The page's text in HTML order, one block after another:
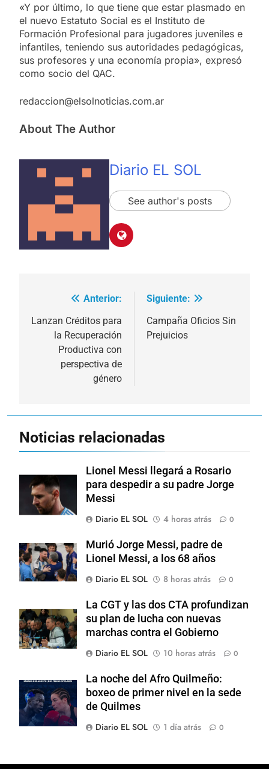
«Y por último, lo que tiene que estar plasmado en
el nuevo Estatuto Social es el Instituto de
Formación Profesional para jugadores juveniles e
infantiles, teniendo sus autoridades pedagógicas,
sus profesores y una economía propia», expresó
como socio del QAC.
redaccion@elsolnoticias.com.ar
About The Author
Diario EL SOL
See author's posts
Navegación
de
entradas
Anterior:
Lanzan Créditos para
la Recuperación
Productiva con
perspectiva de
género
Siguiente:
Campaña Oficios Sin
Prejuicios
Noticias relacionadas
Lionel Messi llegará a Rosario
para despedir a su padre Jorge
Messi
Diario EL SOL
4 horas atrás 0
Murió Jorge Messi, padre de
Lionel Messi, a los 68 años
Diario EL SOL
8 horas atrás 0
La CGT y las dos CTA profundizan
su plan de lucha con nuevas
marchas contra el Gobierno
Diario EL SOL
10 horas atrás 0
La noche del Afro Quilmeño:
boxeo de primer nivel en la sede
de Quilmes
Diario EL SOL
1 día atrás 0